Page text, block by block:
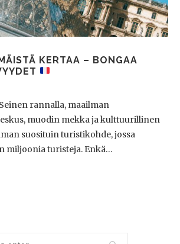
KERTAA – BONGAA
rannalla, maailman
muodin mekka ja kulttuurillinen
suosituin turistikohde, jossa
miljoonia turisteja. Enkä…